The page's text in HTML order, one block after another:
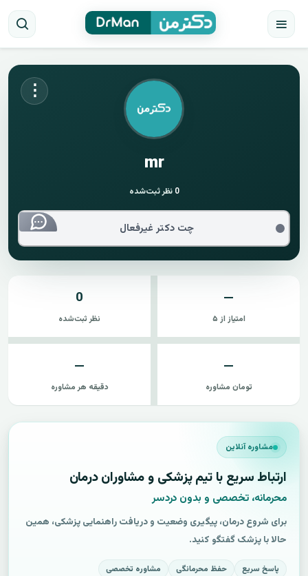
⋮
mr
0 نظر ثبت‌شده
چت دکتر غیرفعال
—
امتیاز از ۵
0
نظر ثبت‌شده
—
تومان مشاوره
—
دقیقه هر مشاوره
مشاوره آنلاین
ارتباط سریع با تیم پزشکی و مشاوران درمان
محرمانه، تخصصی و بدون دردسر
برای شروع درمان، پیگیری وضعیت و دریافت راهنمایی پزشکی، همین
حالا با پزشک گفتگو کنید.
پاسخ سریع حفظ محرمانگی مشاوره تخصصی